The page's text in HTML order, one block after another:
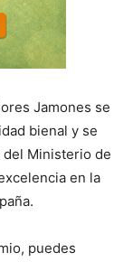
Jamones se
bienal y se
del Ministerio de
en la
puedes